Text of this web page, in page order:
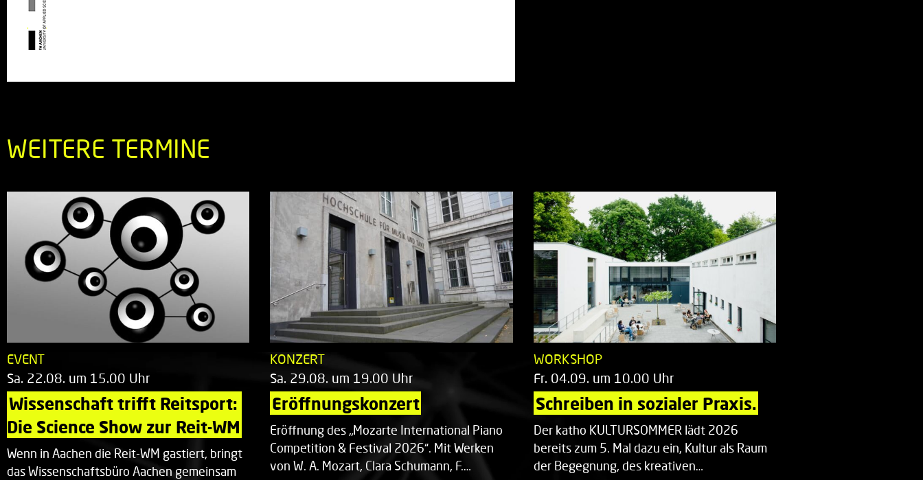
WEITERE TERMINE
EVENT
Sa. 22.08. um 15.00 Uhr
Wissenschaft trifft Reitsport:
Die Science Show zur Reit-WM
Wenn in Aachen die Reit-WM gastiert, bringt
das Wissenschaftsbüro Aachen gemeinsam
KONZERT
Sa. 29.08. um 19.00 Uhr
Eröffnungskonzert
Eröffnung des „Mozarte International Piano
Competition & Festival 2026“. Mit Werken
von W. A. Mozart, Clara Schumann, F.…
WORKSHOP
Fr. 04.09. um 10.00 Uhr
Schreiben in sozialer Praxis.
Der katho KULTURSOMMER lädt 2026
bereits zum 5. Mal dazu ein, Kultur als Raum
der Begegnung, des kreativen…